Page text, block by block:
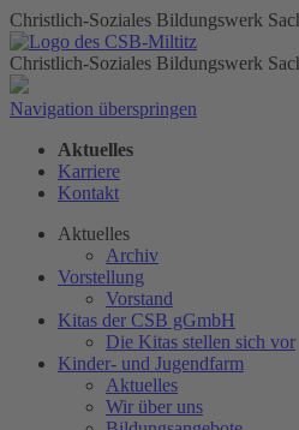
Christlich-Soziales Bildungswerk
Christlich-Soziales Bildungswerk
Navigation überspringen
Aktuelles
Karriere
Kontakt
Aktuelles
Archiv
Vorstellung
Vorstand
Kitas der CSB gGmbH
Die Kitas stellen sich vor
Kinder- und Jugendfarm
Aktuelles
Wir über uns